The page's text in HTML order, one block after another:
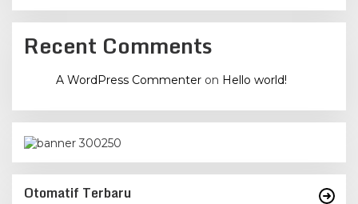
Recent Comments
A WordPress Commenter on Hello world!
Otomatif Terbaru